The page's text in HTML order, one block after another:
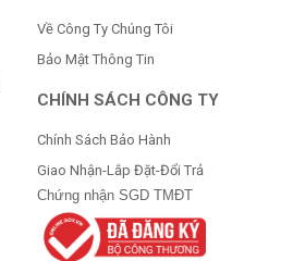
Về Công Ty Chúng Tôi
Bảo Mật Thông Tin
CHÍNH SÁCH CÔNG TY
Chính Sách Bảo Hành
Giao Nhận-Lắp Đặt-Đổi Trả
Chứng nhận SGD TMĐT